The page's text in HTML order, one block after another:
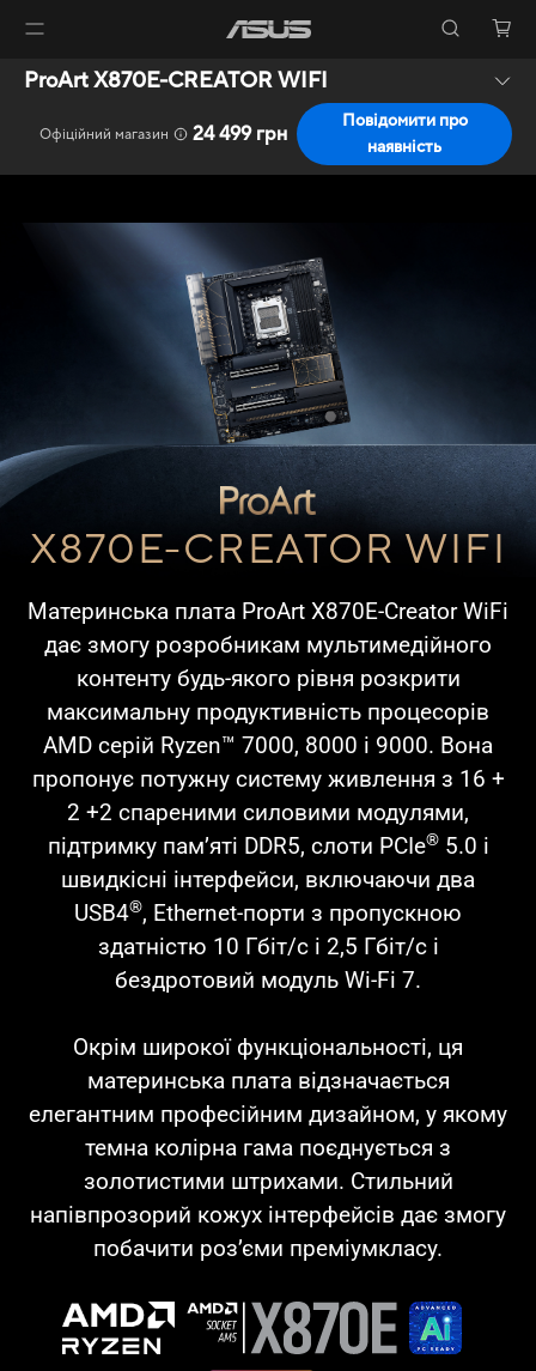
ProArt X870E-CREATOR WIFI
Офіційний магазин 24 499 грн
Повідомити про
наявність
X870E-CREATOR WIFI
Материнська плата ProArt X870E-Creator WiFi
дає змогу розробникам мультимедійного
контенту будь-якого рівня розкрити
максимальну продуктивність процесорів
AMD серій Ryzen™ 7000, 8000 і 9000. Вона
пропонує потужну систему живлення з 16 +
2 +2 спареними силовими модулями,
підтримку пам’яті DDR5, слоти PCIe®5.0 і
швидкісні інтерфейси, включаючи два
USB4®, Ethernet-порти з пропускною
здатністю 10 Гбіт/с і 2,5 Гбіт/с і
бездротовий модуль Wi-Fi 7.
Окрім широкої функціональності, ця
материнська плата відзначається
елегантним професійним дизайном, у якому
темна колірна гама поєднується з
золотистими штрихами. Стильний
напівпрозорий кожух інтерфейсів дає змогу
побачити роз’єми преміумкласу.